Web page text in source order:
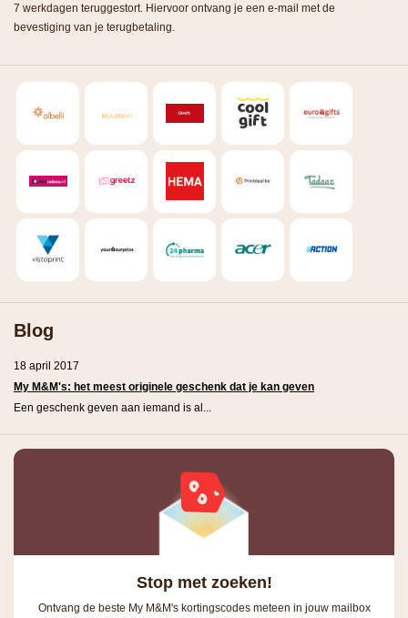
7 werkdagen teruggestort. Hiervoor ontvang je een e-mail met de
bevestiging van je terugbetaling.
Blog
18 april 2017
My M&M's: het meest originele geschenk dat je kan geven
Een geschenk geven aan iemand is al...
Stop met zoeken!
Ontvang de beste My M&M's kortingscodes meteen in jouw mailbox